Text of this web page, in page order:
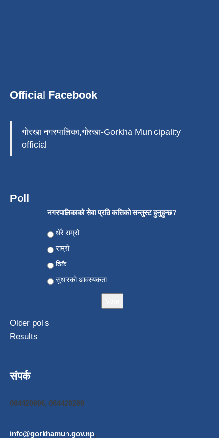
Official Facebook
गोरखा नगरपालिका,गोरखा-Gorkha Municipality
official
Poll
नगरपालिकाको सेवा प्रति कत्तिको सन्तुस्ट हुनुहुन्छ?
Choices
धेरै राम्रो
राम्रो
ठिकै
सुधारको आवस्यकता
Older polls
Results
संपर्क
064420696, 064420269
info@gorkhamun.gov.np,